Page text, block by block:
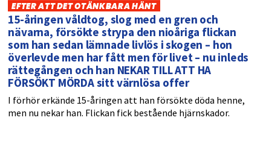
EFTER ATT DET OTÄNKBARA HÄNT
15-åringen våldtog, slog med en gren och
nävarna, försökte strypa den nioåriga flickan
som han sedan lämnade livlös i skogen – hon
överlevde men har fått men för livet – nu inleds
rättegången och han NEKAR TILL ATT HA
FÖRSÖKT MÖRDA sitt värnlösa offer
I förhör erkände 15-åringen att han försökte döda henne,
men nu nekar han. Flickan fick bestående hjärnskador.